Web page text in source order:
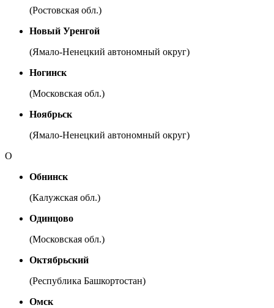
(Ростовская обл.)
Новый Уренгой
(Ямало-Ненецкий автономный округ)
Ногинск
(Московская обл.)
Ноябрьск
(Ямало-Ненецкий автономный округ)
О
Обнинск
(Калужская обл.)
Одинцово
(Московская обл.)
Октябрьский
(Республика Башкортостан)
Омск